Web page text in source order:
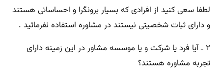
لطفا سعی کنید از افرادی که بسیار برونگرا و احساساتی هستند
و دارای ثبات شخصیتی نیستند در مشاوره استفاده نفرمائید .
۲ ـ آیا فرد یا شرکت و یا موسسه مشاور در این زمینه دارای
تجربه مشاوره هستند؟